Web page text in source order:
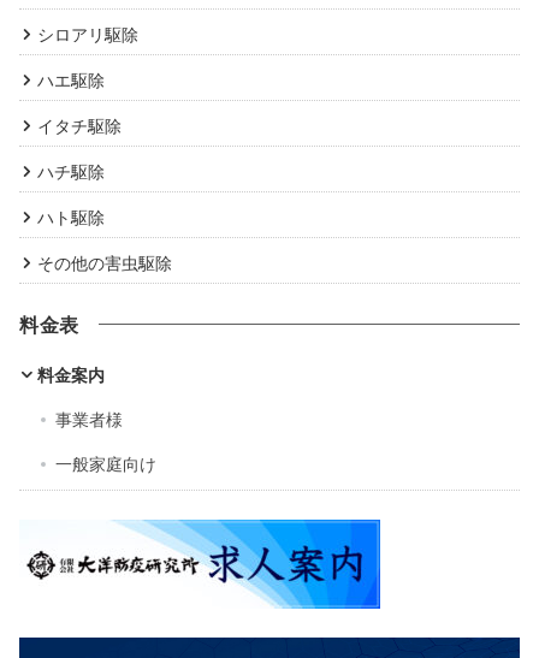
シロアリ駆除
ハエ駆除
イタチ駆除
ハチ駆除
ハト駆除
その他の害虫駆除
料金表
料金案内
事業者様
一般家庭向け